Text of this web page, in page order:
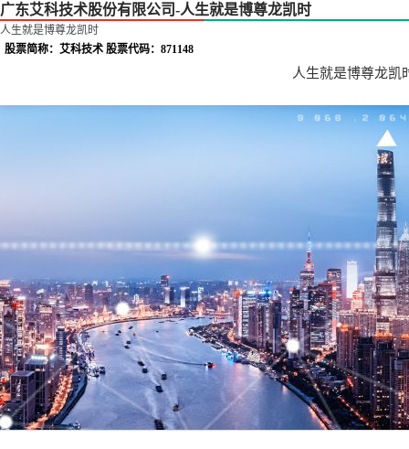
广东艾科技术股份有限公司-人生就是博尊龙凯时
人生就是博尊龙凯时
股票简称：艾科技术 股票代码：871148
人生就是博尊龙凯